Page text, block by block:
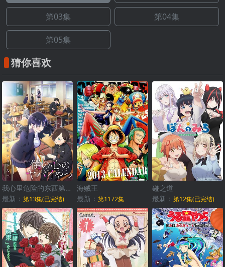
第03集 第04集
第05集
猜你喜欢
我心里危险的东西第二季
最新： 第13集(已完结)
海贼王
最新：第1172集
碰之道
最新： 第12集(已完结)